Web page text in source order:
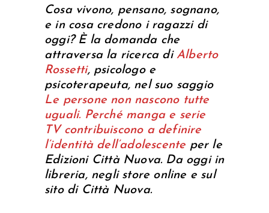
Cosa vivono, pensano, sognano,
e in cosa credono i ragazzi di
oggi? È la domanda che
attraversa la ricerca di Alberto
Rossetti, psicologo e
psicoterapeuta, nel suo saggio
Le persone non nascono tutte
uguali. Perché manga e serie
TV contribuiscono a definire
l’identità dell’adolescente per le
Edizioni Città Nuova. Da oggi in
libreria, negli store online e sul
sito di Città Nuova.